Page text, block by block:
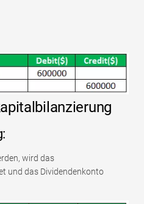
wird das
und das Dividendenkonto